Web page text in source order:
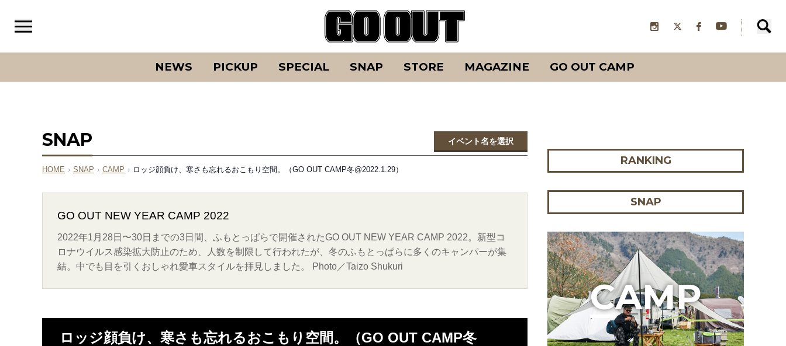
NEWS PICKUP SPECIAL SNAP STORE MAGAZINE GO OUT CAMP
SNAP イベント名を選択
HOME › SNAP › CAMP › ロッジ顔負け、寒さも忘れるおこもり空間。（GO OUT CAMP冬@2022.1.29）
GO OUT NEW YEAR CAMP 2022
2022年1月28日〜30日までの3日間、ふもとっぱらで開催されたGO OUT NEW YEAR CAMP 2022。新型コ
ロナウイルス感染拡大防止のため、人数を制限して行われたが、冬のふもとっぱらに多くのキャンパーが集
結。中でも目を引くおしゃれ愛車スタイルを拝見しました。 Photo／Taizo Shukuri
ロッジ顔負け、寒さも忘れるおこもり空間。（GO OUT CAMP冬
RANKING
SNAP
CAMP